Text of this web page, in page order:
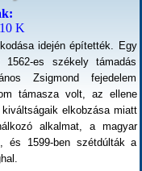
K
idején építették. Egy
es székely támadás
Zsigmond fejedelem
támasza volt, az ellene
elkobzása miatt
alkalmat, a magyar
és 1599-ben szétdúlták a